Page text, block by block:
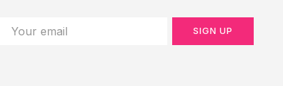
SIGN UP